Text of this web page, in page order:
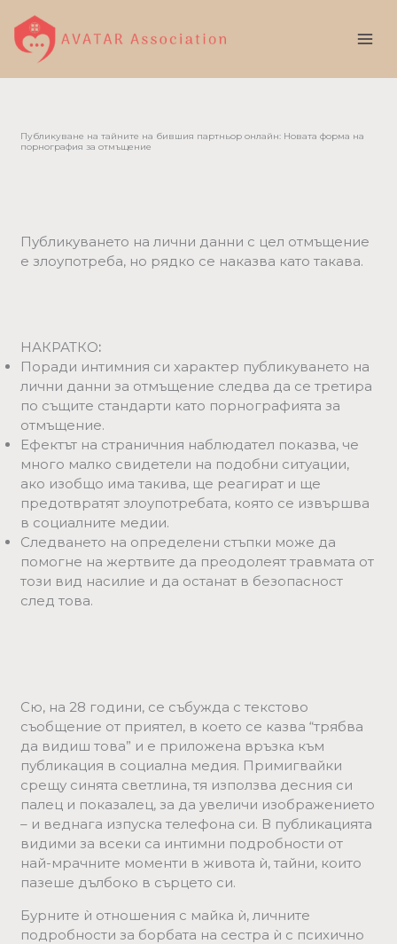
content
Публикуване на тайните на бившия партньор онлайн: Новата форма на
порнография за отмъщение
Публикуването на лични данни с цел отмъщение
е злоупотреба, но рядко се наказва като такава.
НАКРАТКО:
Поради интимния си характер публикуването на
лични данни за отмъщение следва да се третира
по същите стандарти като порнографията за
отмъщение.
Ефектът на страничния наблюдател показва, че
много малко свидетели на подобни ситуации,
ако изобщо има такива, ще реагират и ще
предотвратят злоупотребата, която се извършва
в социалните медии.
Следването на определени стъпки може да
помогне на жертвите да преодолеят травмата от
този вид насилие и да останат в безопасност
след това.
Сю, на 28 години, се събужда с текстово
съобщение от приятел, в което се казва “трябва
да видиш това” и е приложена връзка към
публикация в социална медия. Примигвайки
срещу синята светлина, тя използва десния си
палец и показалец, за да увеличи изображението
– и веднага изпуска телефона си. В публикацията
видими за всеки са интимни подробности от
най-мрачните моменти в живота ѝ, тайни, които
пазеше дълбоко в сърцето си.
Бурните ѝ отношения с майка ѝ, личните
подробности за борбата на сестра ѝ с психично